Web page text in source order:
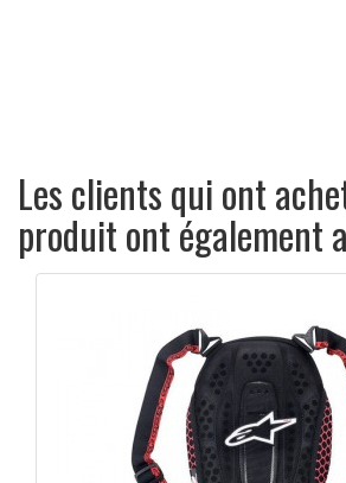
Les clients qui ont
produit ont également